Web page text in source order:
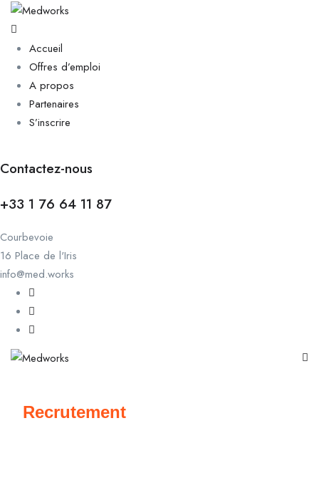
Accueil
Offres d’emploi
A propos
Partenaires
S’inscrire
Contactez-nous
+33 1 76 64 11 87
Courbevoie
16 Place de l'Iris
info@med.works
Recrutement